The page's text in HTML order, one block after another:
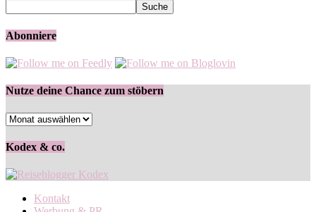
Abonniere
Nutze deine Chance zum stöbern
Nutze
Chance
zum
stöbern
Kodex & co.
Kontakt